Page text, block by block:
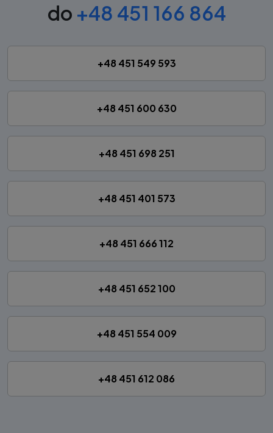
do +48 451 166 864
+48 451 549 593
+48 451 600 630
+48 451 698 251
+48 451 401 573
+48 451 666 112
+48 451 652 100
+48 451 554 009
+48 451 612 086